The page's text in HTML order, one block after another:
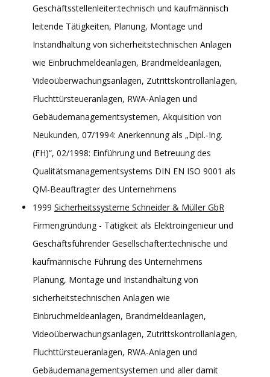
Geschäftsstellenleiter:technisch und kaufmännisch
leitende Tätigkeiten, Planung, Montage und
Instandhaltung von sicherheitstechnischen Anlagen
wie Einbruchmeldeanlagen, Brandmeldeanlagen,
Videoüberwachungsanlagen, Zutrittskontrollanlagen,
Fluchttürsteueranlagen, RWA-Anlagen und
Gebäudemanagementsystemen, Akquisition von
Neukunden, 07/1994: Anerkennung als „Dipl.-Ing.
(FH)“, 02/1998: Einführung und Betreuung des
Qualitätsmanagementsystems DIN EN ISO 9001 als
QM-Beauftragter des Unternehmens
1999 Sicherheitssysteme Schneider & Müller GbR
Firmengründung - Tätigkeit als Elektroingenieur und
Geschäftsführender Gesellschafter:technische und
kaufmännische Führung des Unternehmens
Planung, Montage und Instandhaltung von
sicherheitstechnischen Anlagen wie
Einbruchmeldeanlagen, Brandmeldeanlagen,
Videoüberwachungsanlagen, Zutrittskontrollanlagen,
Fluchttürsteueranlagen, RWA-Anlagen und
Gebäudemanagementsystemen und aller damit